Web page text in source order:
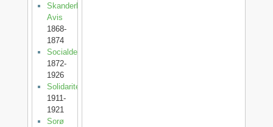
Skanderborg
Avis
1868-
1874
Socialdemokraten
1872-
1926
Solidaritet
1911-
1921
Sorø